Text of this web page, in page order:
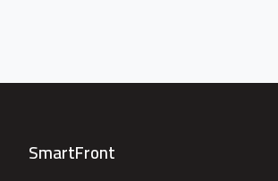
SmartFront